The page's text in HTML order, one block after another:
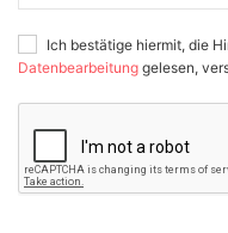
Ich bestätige hiermit, die
Datenbearbeitung gelesen,